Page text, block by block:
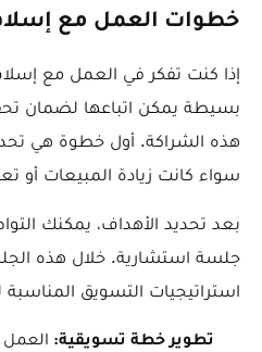
خطوات العمل مع
إذا كنت تفكر في العمل مع
بسيطة يمكن اتباعها لضمان
هذه الشراكة. أول خطوة هي
سواء كانت زيادة المبيعات أو
بعد تحديد الأهداف، يمكنك
جلسة استشارية. خلال هذه
استراتيجيات التسويق المناسبة
تطوير خطة تسويقية: